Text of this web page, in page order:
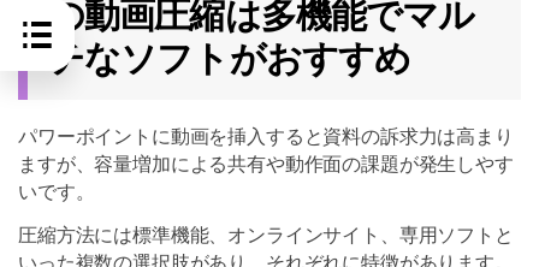
の動画圧縮は多機能でマル
チなソフトがおすすめ
パワーポイントに動画を挿入すると資料の訴求力は高まり
ますが、容量増加による共有や動作面の課題が発生しやす
いです。
圧縮方法には標準機能、オンラインサイト、専用ソフトと
いった複数の選択肢があり、それぞれに特徴があります。